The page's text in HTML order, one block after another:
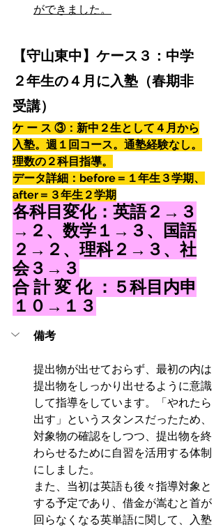
ができました。
【守山東中】ケース３：中学
２年生の４月に入塾（春期非
受講）
ケ ー ス ③：新中２生として４月から
入塾。週１回コース。通塾経験なし。
理数の２科目指導。
データ詳細：before＝１年生３学期、
after＝３年生２学期
各科目変化：英語２→３
→２、数学１→３、国語
２→２、理科２→３、社
会３→３
合 計 変 化 ：５科目内申
１０→１３
備考
提出物が出せておらず、最初の内は
提出物をしっかり出せるように意識
して指導をしています。「やれたら
出す」というスタンスだったため、
対象物の確認をしつつ、提出物を終
わらせるために自習を活用する体制
にしました。
また、当初は英語も後々指導対象と
する予定であり、借金が嵩むと首が
回らなくなる英単語に関して、入塾